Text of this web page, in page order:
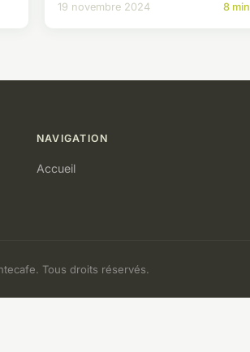
19 novembre 2024 8 min
NAVIGATION
Accueil
Tous droits réservés.